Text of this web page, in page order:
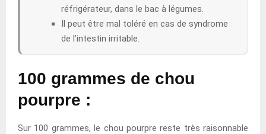
réfrigérateur, dans le bac à légumes.
Il peut être mal toléré en cas de syndrome
de l’intestin irritable.
100 grammes de chou
pourpre :
Sur 100 grammes, le chou pourpre reste très raisonnable